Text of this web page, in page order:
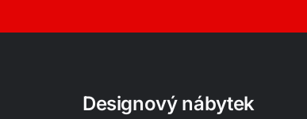
Designový nábytek